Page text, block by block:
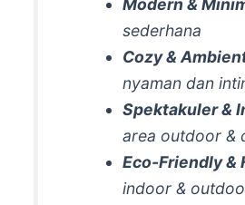
Modern &
sederhana
Cozy &
nyaman dan
Spektakuler &
area outdoor &
Eco-Friendly &
indoor &